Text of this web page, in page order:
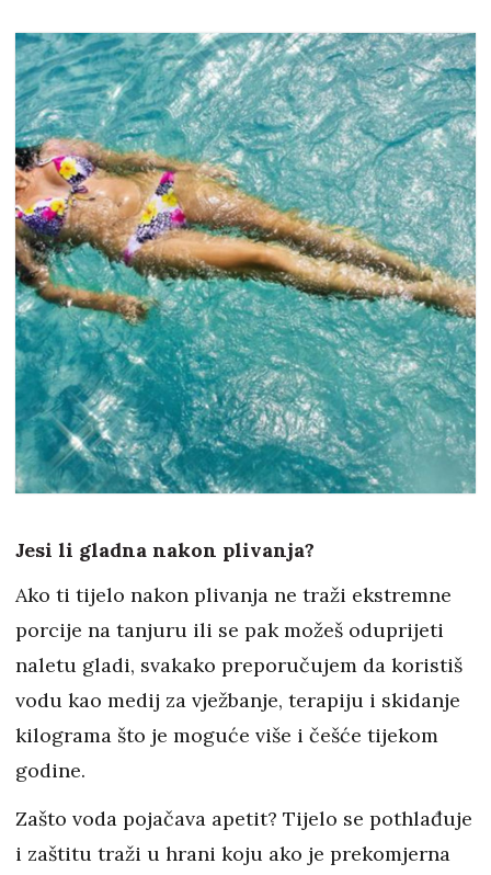
Jesi li gladna nakon plivanja?
Ako ti tijelo nakon plivanja ne traži ekstremne
porcije na tanjuru ili se pak možeš oduprijeti
naletu gladi, svakako preporučujem da koristiš
vodu kao medij za vježbanje, terapiju i skidanje
kilograma što je moguće više i češće tijekom
godine.
Zašto voda pojačava apetit? Tijelo se pothlađuje
i zaštitu traži u hrani koju ako je prekomjerna